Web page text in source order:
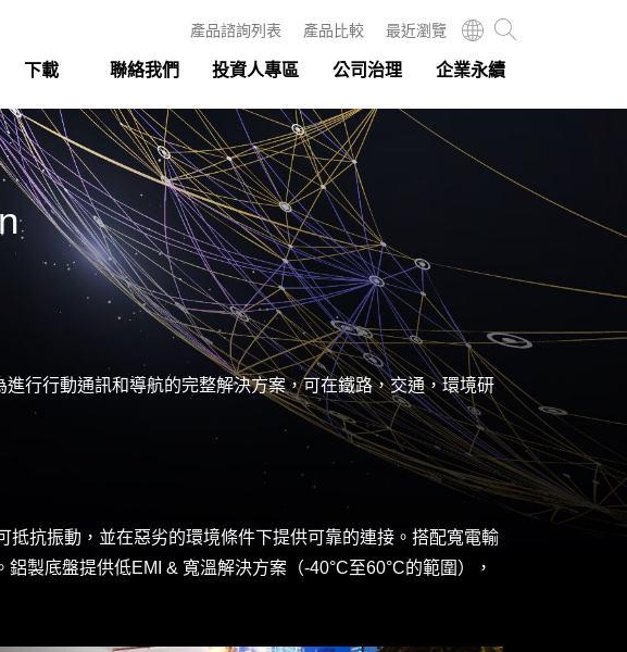
下載 聯絡我們 投資人專區 公司治理 企業永續
產品諮詢列表 產品比較 最近瀏覽
行行動通訊和導航的完整解決方案，可在鐵路，交通，環境研
抗振動，並在惡劣的環境條件下提供可靠的連接。搭配寬電輸
製底盤提供低EMI & 寬溫解決方案（-40°C至60°C的範圍），